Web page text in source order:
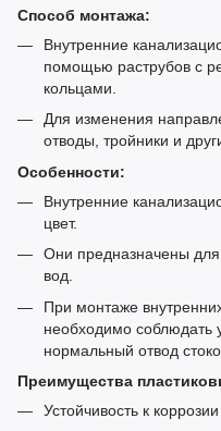
Способ монтажа:
Внутренние
помощью раструбов с
кольцами.
Для изменения
отводы, тройники и
Особенности:
Внутренние
цвет.
Они предназначены для
вод.
При монтаже
необходимо соблюдать
нормальный отвод
Преимущества
Устойчивость к